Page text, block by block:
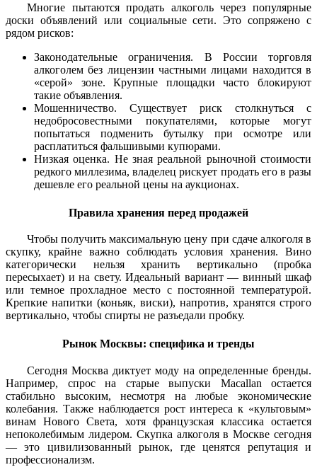
Многие пытаются продать алкоголь через популярные
доски объявлений или социальные сети. Это сопряжено с
рядом рисков:
Законодательные ограничения. В России торговля
алкоголем без лицензии частными лицами находится в
«серой» зоне. Крупные площадки часто блокируют
такие объявления.
Мошенничество. Существует риск столкнуться с
недобросовестными покупателями, которые могут
попытаться подменить бутылку при осмотре или
расплатиться фальшивыми купюрами.
Низкая оценка. Не зная реальной рыночной стоимости
редкого миллезима, владелец рискует продать его в разы
дешевле его реальной цены на аукционах.
Правила хранения перед продажей
Чтобы получить максимальную цену при сдаче алкоголя в
скупку, крайне важно соблюдать условия хранения. Вино
категорически нельзя хранить вертикально (пробка
пересыхает) и на свету. Идеальный вариант — винный шкаф
или темное прохладное место с постоянной температурой.
Крепкие напитки (коньяк, виски), напротив, хранятся строго
вертикально, чтобы спирты не разъедали пробку.
Рынок Москвы: специфика и тренды
Сегодня Москва диктует моду на определенные бренды.
Например, спрос на старые выпуски Macallan остается
стабильно высоким, несмотря на любые экономические
колебания. Также наблюдается рост интереса к «культовым»
винам Нового Света, хотя французская классика остается
непоколебимым лидером. Скупка алкоголя в Москве сегодня
— это цивилизованный рынок, где ценятся репутация и
профессионализм.